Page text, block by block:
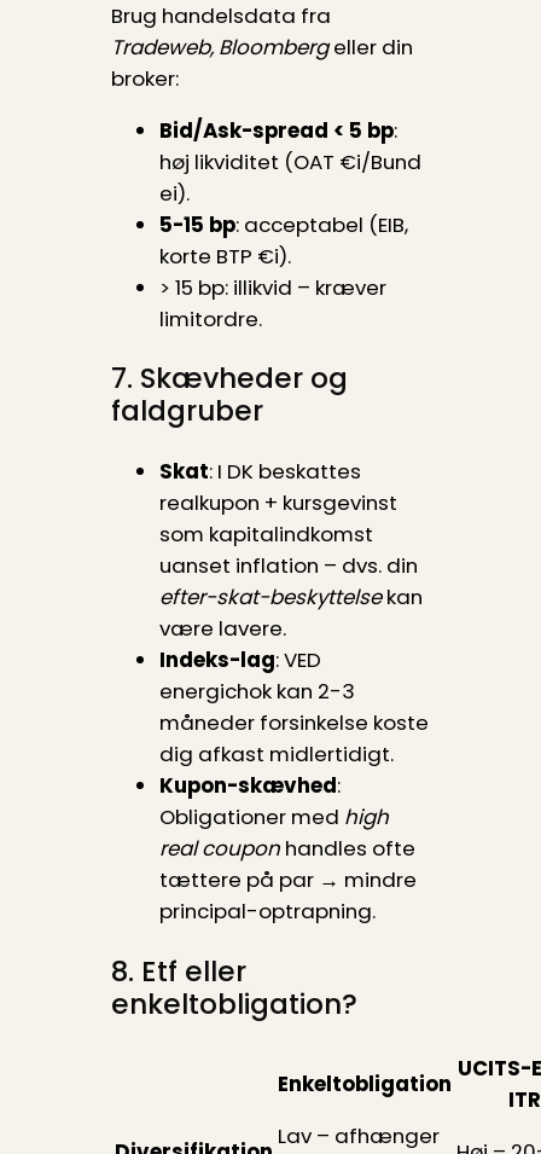
Brug handelsdata fra
Tradeweb, Bloombergeller din
broker:
Bid/Ask-spread < 5 bp:
høj likviditet (OAT €i/Bund
ei).
5-15 bp: acceptabel (EIB,
korte BTP €i).
> 15 bp: illikvid – kræver
limitordre.
7. Skævheder og
faldgruber
Skat: I DK beskattes
realkupon + kursgevinst
som kapitalindkomst
uanset inflation – dvs. din
efter-skat-beskyttelsekan
være lavere.
Indeks-lag: VED
energichok kan 2-3
måneder forsinkelse koste
dig afkast midlertidigt.
Kupon-skævhed:
Obligationer med high
real couponhandles ofte
tættere på par → mindre
principal-optrapning.
8. Etf eller
enkeltobligation?
Enkeltobligation
UCITS-
Lav – afhænger